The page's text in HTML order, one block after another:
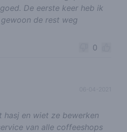
De eerste keer heb ik
de rest weg
0
hasj en wiet ze bewerken
van alle coffeeshops